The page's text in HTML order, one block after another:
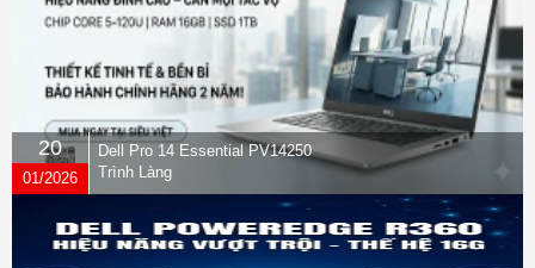
20
01/2026
Dell Pro 14 Essential PV14250
Trình Làng